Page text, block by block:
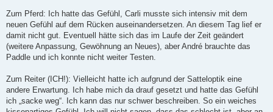
Zum Pferd: Ich hatte das Gefühl, Carli musste sich intensiv mit dem
neuen Gefühl auf dem Rücken auseinandersetzen. An diesem Tag lief er
damit nicht gut. Eventuell hätte sich das im Laufe der Zeit geändert
(weitere Anpassung, Gewöhnung an Neues), aber André brauchte das
Paddle und ich konnte nicht weiter Testen.
Zum Reiter (ICH!): Vielleicht hatte ich aufgrund der Satteloptik eine
andere Erwartung. Ich habe mich da drauf gesetzt und hatte das Gefühl
ich „sacke weg“. Ich kann das nur schwer beschreiben. So ein weiches